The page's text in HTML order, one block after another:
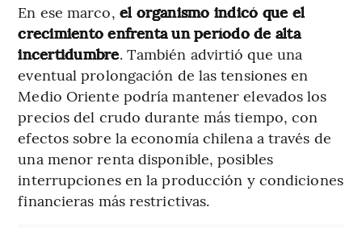
En ese marco, el organismo indicó que el
crecimiento enfrenta un período de alta
incertidumbre. También advirtió que una
eventual prolongación de las tensiones en
Medio Oriente podría mantener elevados los
precios del crudo durante más tiempo, con
efectos sobre la economía chilena a través de
una menor renta disponible, posibles
interrupciones en la producción y condiciones
financieras más restrictivas.